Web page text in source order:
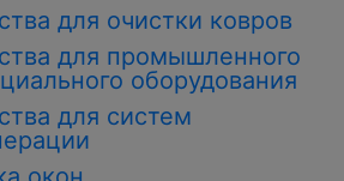
для очистки ковров
для промышленного
оборудования
для систем